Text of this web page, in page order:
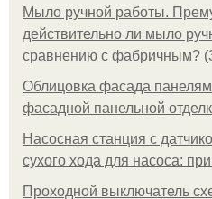
Мыло ручной работы.
действительно ли мыло
сравнению с фабричным?
Облицовка фасада
фасадной панельной
Насосная станция с
сухого хода для насоса:
Проходной выключатель